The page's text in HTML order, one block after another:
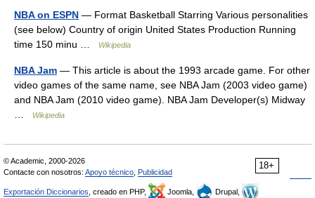
NBA on ESPN — Format Basketball Starring Various personalities
(see below) Country of origin United States Production Running
time 150 minu …
Wikipedia
NBA Jam — This article is about the 1993 arcade game. For other
video games of the same name, see NBA Jam (2003 video game)
and NBA Jam (2010 video game). NBA Jam Developer(s) Midway
Wikipedia
18+
© Academic, 2000-2026
Contacte con nosotros: Apoyo técnico Publicidad
Exportación Diccionarios , creado en PHP, Joomla,
Drupal,